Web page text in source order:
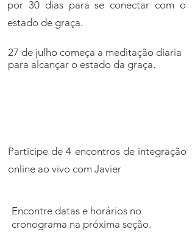
por 30 dias para se conectar com o
estado de graça.
27 de julho começa a meditação diaria
para alcançar o estado da graça.
Participe de 4 encontros de integração
online ao vivo com Javier
Encontre datas e horários no
cronograma na próxima seção.